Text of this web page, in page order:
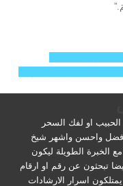
او لفك السحر
افضل واحسن واشهر شيخ
الخبرة الطويلة ليكون
تبحثون عن رقم او ارقام
اسرار الارشادات